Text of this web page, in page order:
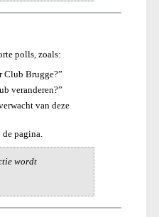
polls, zoals:
Club Brugge?”
veranderen?”
van deze
pagina.
wordt